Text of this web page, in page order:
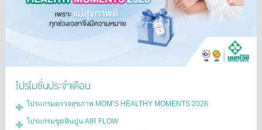
โปรโมชั่นประจำเดือน
โปรแกรมตรวจสุขภาพ MOM’S HEALTHY MOMENTS 2026
โปรแกรมขูดหินปูน AIR FLOW